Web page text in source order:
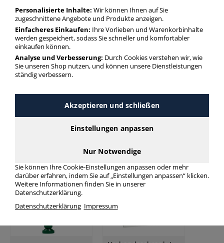
Pflaster mit unserer Filter-Funktion.
Erste Hilfe Produkte Pflaster
mehr Infos zur Kategorie
Ruheraumliegen
Personalisierte Inhalte: Wir können Ihnen auf Sie
zugeschnittene Angebote und Produkte anzeigen.
Einfacheres Einkaufen: Ihre Vorlieben und Warenkorbinhalte
werden gespeichert, sodass Sie schneller und komfortabler
einkaufen können.
Analyse und Verbesserung: Durch Cookies verstehen wir, wie
Sie unseren Shop nutzen, und können unsere Dienstleistungen
ständig verbessern.
Akzeptieren und schließen
Einstellungen anpassen
Nur Notwendige
Sie können Ihre Cookie-Einstellungen anpassen oder mehr
darüber erfahren, indem Sie auf „Einstellungen anpassen“ klicken.
Weitere Informationen finden Sie in unserer
Datenschutzerklärung.
Datenschutzerklärung Impressum